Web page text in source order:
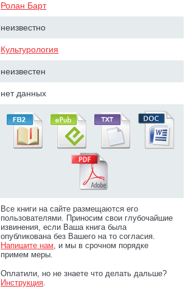
Ролан Барт
неизвестно
Культурология
неизвестен
нет данных
Все книги на сайте размещаются его
пользователями. Приносим свои глубочайшие
извинения, если Ваша книга была
опубликована без Вашего на то согласия.
Напишите нам, и мы в срочном порядке
примем меры.
Оплатили, но не знаете что делать дальше?
Инструкция.